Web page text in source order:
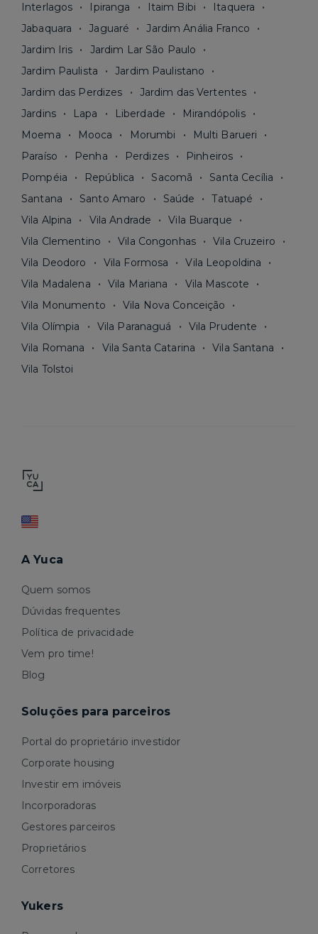
Interlagos
Ipiranga Itaim Bibi
Itaquera
Jabaquara
Jaguaré
Jardim Anália Franco
Jardim Iris
Jardim Lar São Paulo
Jardim Paulista
Jardim Paulistano
Jardim das Perdizes
Jardim das Vertentes
Jardins
Lapa Liberdade
Mirandópolis
Moema
Mooca Morumbi
Multi Barueri
Paraíso
Penha Perdizes
Pinheiros
Pompéia
República Sacomã
Santa Cecília
Santana
Santo Amaro Saúde
Tatuapé
Vila Alpina
Vila Andrade
Vila Buarque
Vila Clementino
Vila Congonhas
Vila Cruzeiro
Vila Deodoro
Vila Formosa
Vila Leopoldina
Vila Madalena
Vila Mariana
Vila Mascote
Vila Monumento
Vila Nova Conceição
Vila Olímpia
Vila Paranaguá
Vila Prudente
Vila Romana
Vila Santa Catarina
Vila Santana
Vila Tolstoi
A Yuca
Quem somos
Dúvidas frequentes
Política de privacidade
Vem pro time!
Blog
Soluções para parceiros
Portal do proprietário investidor
Corporate housing
Investir em imóveis
Incorporadoras
Gestores parceiros
Proprietários
Corretores
Yukers